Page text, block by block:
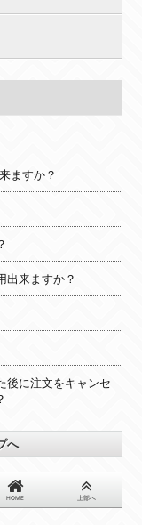
ますか？
出来ますか？
後に注文をキャンセ
へ
HOME 上部へ